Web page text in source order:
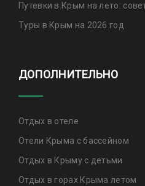
Путевки в Крым на лето:
Туры в Крым на 2026 год
ДОПОЛНИТЕЛЬНО
Отдых в отеле
Отели Крыма с бассейном
Отдых в Крыму с детьми
Отдых в горах Крыма летом